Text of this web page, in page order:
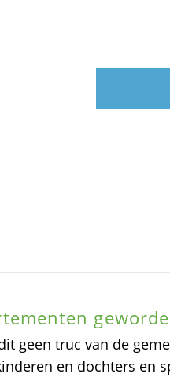
geen truc van de
en dochters en